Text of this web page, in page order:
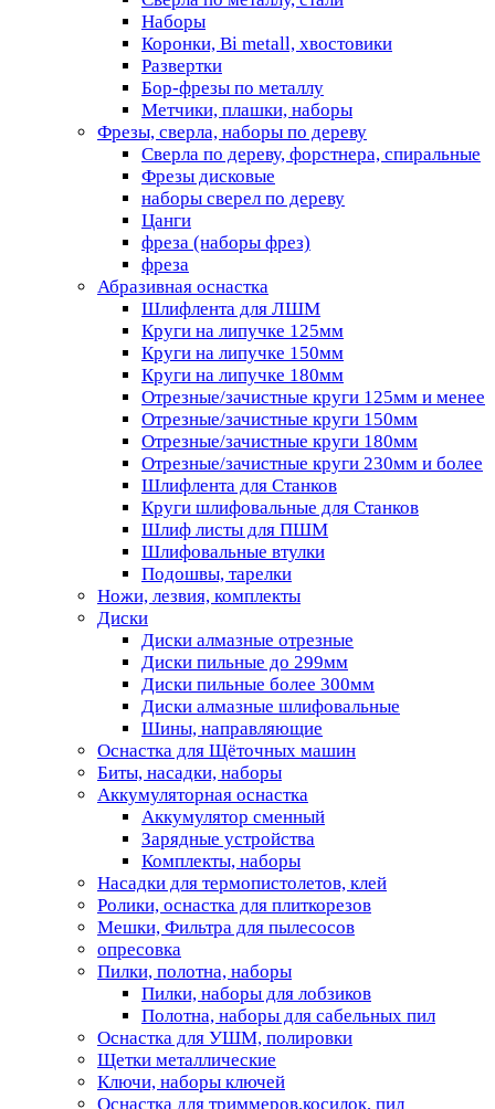
Наборы
Коронки, Bi metall, хвостовики
Развертки
Бор-фрезы по металлу
Метчики, плашки, наборы
Фрезы, сверла, наборы по дереву
Сверла по дереву, форстнера, спиральные
Фрезы дисковые
наборы сверел по дереву
Цанги
фреза (наборы фрез)
фреза
Абразивная оснастка
Шлифлента для ЛШМ
Круги на липучке 125мм
Круги на липучке 150мм
Круги на липучке 180мм
Отрезные/зачистные круги 125мм и менее
Отрезные/зачистные круги 150мм
Отрезные/зачистные круги 180мм
Отрезные/зачистные круги 230мм и более
Шлифлента для Станков
Круги шлифовальные для Станков
Шлиф листы для ПШМ
Шлифовальные втулки
Подошвы, тарелки
Ножи, лезвия, комплекты
Диски
Диски алмазные отрезные
Диски пильные до 299мм
Диски пильные более 300мм
Диски алмазные шлифовальные
Шины, направляющие
Оснастка для Щёточных машин
Биты, насадки, наборы
Аккумуляторная оснастка
Аккумулятор сменный
Зарядные устройства
Комплекты, наборы
Насадки для термопистолетов, клей
Ролики, оснастка для плиткорезов
Мешки, Фильтра для пылесосов
опресовка
Пилки, полотна, наборы
Пилки, наборы для лобзиков
Полотна, наборы для сабельных пил
Оснастка для УШМ, полировки
Щетки металлические
Ключи, наборы ключей
Оснастка для триммеров,косилок, пил